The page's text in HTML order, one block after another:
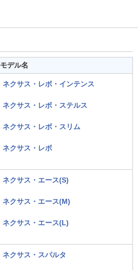
モデル名
ネクサス・レボ・インテンス
ネクサス・レボ・ステルス
ネクサス・レボ・スリム
ネクサス・レボ
ネクサス・エース(S)
ネクサス・エース(M)
ネクサス・エース(L)
ネクサス・スパルタ